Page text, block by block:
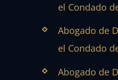
el Condado
Abogado de
el Condado
Abogado de